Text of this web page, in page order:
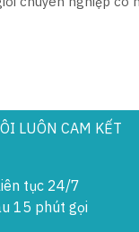
LUÔN CAM KẾT
tục 24/7
15 phút gọi